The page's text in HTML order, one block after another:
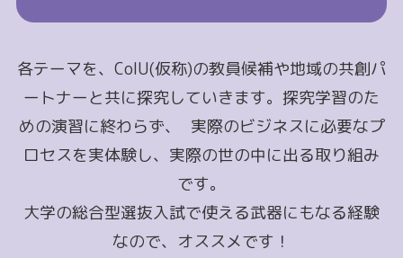
各テーマを、CoIU(仮称)の教員候補や地域の共創パ
ートナーと共に探究していきます。 探究学習のた
めの演習に終わらず、
実際のビジネスに必要なプ
ロセスを実体験し、実際の世の中に出る取り組み
です。
大学の総合型選抜入試で使える武器にもなる経験
なので、オススメです！